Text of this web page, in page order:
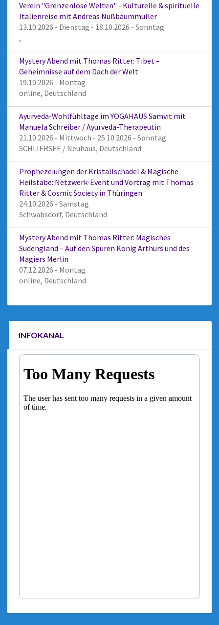
Verein "Grenzenlose Welten" - Kulturelle & spirituelle
Italienreise mit Andreas Nußbaummüller
13.10.2026 - Dienstag - 18.10.2026 - Sonntag
,
Mystery Abend mit Thomas Ritter: Tibet –
Geheimnisse auf dem Dach der Welt
19.10.2026 - Montag
online, Deutschland
Ayurveda-Wohlfühltage im YOGAHAUS Samvit mit
Manuela Schreiber / Ayurveda-Therapeutin
21.10.2026 - Mittwoch - 25.10.2026 - Sonntag
SCHLIERSEE / Neuhaus, Deutschland
Prophezeiungen der Kristallschädel & Magische
Heilstäbe: Netzwerk-Event und Vortrag mit Thomas
Ritter & Cosmic Society in Thüringen
24.10.2026 - Samstag
Schwabsdorf, Deutschland
Mystery Abend mit Thomas Ritter: Magisches
Südengland – Auf den Spuren König Arthurs und des
Magiers Merlin
07.12.2026 - Montag
online, Deutschland
INFOKANAL